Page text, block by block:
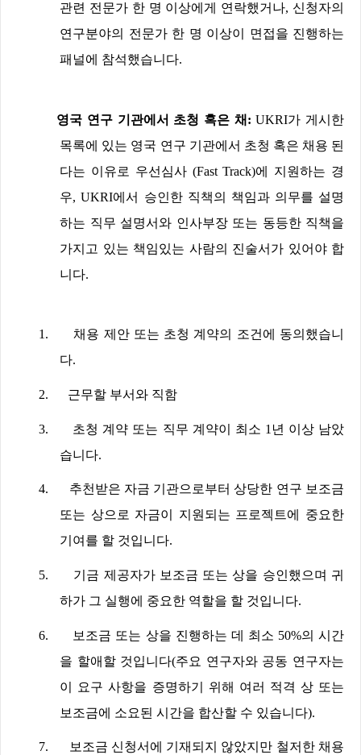
관련 전문가 한 명 이상에게 연락했거나, 신청자의
연구분야의 전문가 한 명 이상이 면접을 진행하는
패널에 참석했습니다.
영국 연구 기관에서 초청 혹은 채 :UKRI가 게시한
목록에 있는 영국 연구 기관에서 초청 혹은 채용 된
다는 이유로 우선심사(Fast Track)에 지원하는 경
우, UKRI에서 승인한 직책의 책임과 의무를 설명
하는 직무 설명서와 인사부장 또는 동등한 직책을
가지고 있는 책임있는 사람의 진술서가 있어야 합
니다.
1.
채용 제안 또는 초청 계약의 조건에 동의했습니
다.
2. 근무할 부서와 직함
3. 초청 계약 또는 직무 계약이 최소 1 년 이상 남았
습니다.
4.
추천받은 자금 기관으로부터 상당한 연구 보조금
또는 상으로 자금이 지원되는 프로젝트에 중요한
기여를 할 것입니다.
5.
기금 제공자가 보조금 또는 상을 승인했으며 귀
하가 그 실행에 중요한 역할을 할 것입니다.
6. 보조금 또는 상을 진행하는 데 최소 50%의 시간
을 할애할 것입니다(주요 연구자와 공동 연구자는
이 요구 사항을 증명하기 위해 여러 적격 상 또는
보조금에 소요된 시간을 합산할 수 있습니다).
7.
보조금 신청서에 기재되지 않았지만 철저한 채용